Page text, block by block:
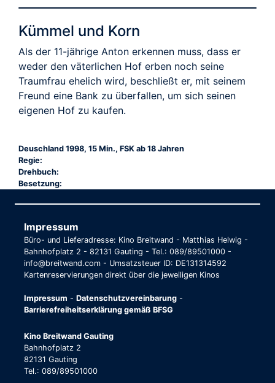
Kümmel und Korn
Als der 11-jährige Anton erkennen muss, dass er
weder den väterlichen Hof erben noch seine
Traumfrau ehelich wird, beschließt er, mit seinem
Freund eine Bank zu überfallen, um sich seinen
eigenen Hof zu kaufen.
Deuschland 1998, 15 Min., FSK ab 18 Jahren
Regie:
Drehbuch:
Besetzung:
Impressum
Büro- und Lieferadresse: Kino Breitwand - Matthias Helwig -
Bahnhofplatz 2 - 82131 Gauting - Tel.: 089/89501000 -
info@breitwand.com - Umsatzsteuer ID: DE131314592
Kartenreservierungen direkt über die jeweiligen Kinos
Impressum - Datenschutzvereinbarung -
Barrierefreiheitserklärung gemäß BFSG
Kino Breitwand Gauting
Bahnhofplatz 2
82131 Gauting
Tel.: 089/89501000